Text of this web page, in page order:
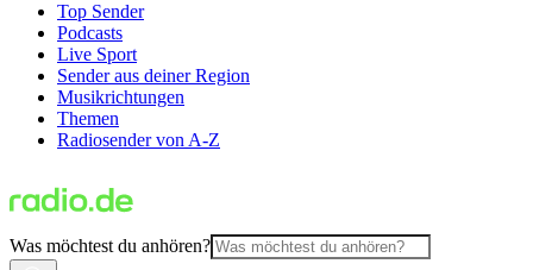
Top Sender
Podcasts
Live Sport
Sender aus deiner Region
Musikrichtungen
Themen
Radiosender von A-Z
Was möchtest du anhören?